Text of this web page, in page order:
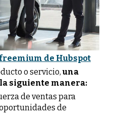
de Hubspot
o servicio, una
siguiente manera:
de ventas para
de